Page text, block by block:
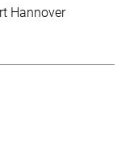
Hannover